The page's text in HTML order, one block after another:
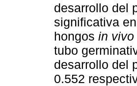
desarrollo del
significativa
hongos in vivo
tubo
desarrollo del
0.552